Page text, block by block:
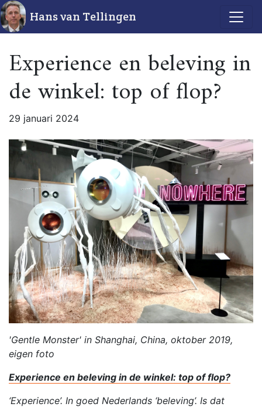
Hans van Tellingen
Experience en beleving in
de winkel: top of flop?
29 januari 2024
'Gentle Monster' in Shanghai, China, oktober 2019,
eigen foto
Experience en beleving in de winkel: top of flop?
‘Experience’. In goed Nederlands ‘beleving’. Is dat